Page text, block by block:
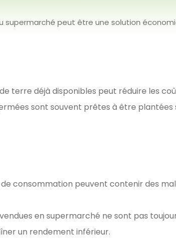
peut être une solution
terre déjà disponibles peut réduire les
sont souvent prêtes à être plantées
consommation peuvent contenir des
en supermarché ne sont pas
un rendement inférieur.